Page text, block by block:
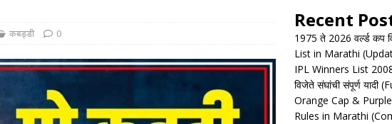
कबड्डी 0
Recent
1975 ते 2026 वर्ल्ड कप
List in Marathi
IPL Winners List
विजेते संघांची संपूर्ण यादी
Orange Cap &
Rules in Marathi